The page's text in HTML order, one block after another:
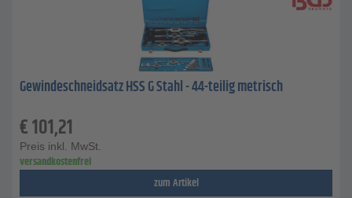
Gewindeschneidsatz HSS G Stahl - 44-teilig metrisch
€101,21
Preis inkl. MwSt.
versandkostenfrei
zum Artikel